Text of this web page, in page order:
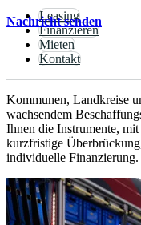
Leasing
Finanzieren
Mieten
Kontakt
Nachricht senden
Kommunen, Landkreise
wachsendem
Ihnen die Instrumente,
kurzfristige
individuelle Finanzierung.